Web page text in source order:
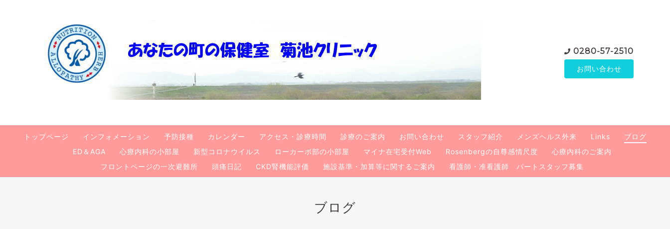
0280-57-2510
お問い合わせ
トップページ インフォメーション 予防接種 カレンダー アクセス・診療時間 診療のご案内 お問い合わせ スタッフ紹介 メンズヘルス外来 Links
ブログ
ED＆AGA
心療内科の小部屋 新型コロナウイルス ローカーボ部の小部屋 マイナ在宅受付Web Rosenbergの自尊感情尺度
心療内科のご案内
フロントページの一次避難所
頭痛日記 CKD腎機能評価 施設基準・加算等に関するご案内 看護師・准看護師 パートスタッフ募集
ブログ